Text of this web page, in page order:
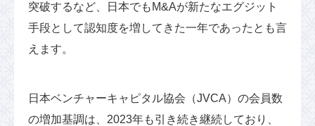
突破するなど、日本でもM&Aが新たなエグジット
手段として認知度を増してきた一年であったとも言
えます。
日本ベンチャーキャピタル協会（JVCA）の会員数
の増加基調は、2023年も引き続き継続しており、